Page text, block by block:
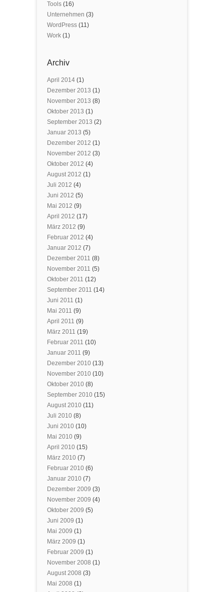
Tools (16)
Unternehmen (3)
WordPress (11)
Work (1)
Archiv
April 2014 (1)
Dezember 2013 (1)
November 2013 (8)
Oktober 2013 (1)
September 2013 (2)
Januar 2013 (5)
Dezember 2012 (1)
November 2012 (3)
Oktober 2012 (4)
August 2012 (1)
Juli 2012 (4)
Juni 2012 (5)
Mai 2012 (9)
April 2012 (17)
März 2012 (9)
Februar 2012 (4)
Januar 2012 (7)
Dezember 2011 (8)
November 2011 (5)
Oktober 2011 (12)
September 2011 (14)
Juni 2011 (1)
Mai 2011 (9)
April 2011 (9)
März 2011 (19)
Februar 2011 (10)
Januar 2011 (9)
Dezember 2010 (13)
November 2010 (10)
Oktober 2010 (8)
September 2010 (15)
August 2010 (11)
Juli 2010 (8)
Juni 2010 (10)
Mai 2010 (9)
April 2010 (15)
März 2010 (7)
Februar 2010 (6)
Januar 2010 (7)
Dezember 2009 (3)
November 2009 (4)
Oktober 2009 (5)
Juni 2009 (1)
Mai 2009 (1)
März 2009 (1)
Februar 2009 (1)
November 2008 (1)
August 2008 (3)
Mai 2008 (1)